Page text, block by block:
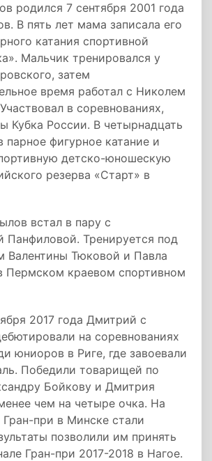
родился 7 сентября 2001 года
В пять лет мама записала его
катания спортивной
Мальчик тренировался у
затем
время работал с Николем
в соревнованиях,
Кубка России. В четырнадцать
парное фигурное катание и
детско-юношескую
резерва «Старт» в
встал в пару с
Панфиловой. Тренируется под
Валентины Тюковой и Павла
Пермском краевом спортивном
2017 года Дмитрий с
на соревнованиях
юниоров в Риге, где завоевали
Победили товарищей по
Бойкову и Дмитрия
чем на четыре очка. На
при в Минске стали
позволили им принять
Гран-при 2017-2018 в Нагое.